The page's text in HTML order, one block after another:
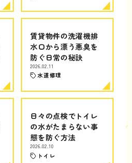
賃貸物件の洗濯機排
水口から漂う悪臭を
防ぐ日常の秘訣
2026.02.11
水道修理
日々の点検でトイレ
の水がたまらない事
態を防ぐ方法
2026.02.10
トイレ